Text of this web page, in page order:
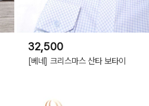
32,500
[베네] 크리스마스 산타 보타이